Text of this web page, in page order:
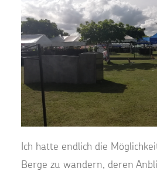
Ich hatte endlich die
Berge zu wandern, deren